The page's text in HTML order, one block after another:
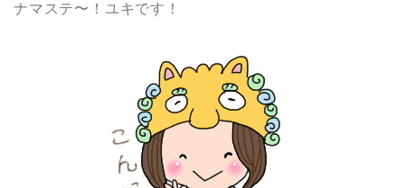
ナマステ〜！ユキです！